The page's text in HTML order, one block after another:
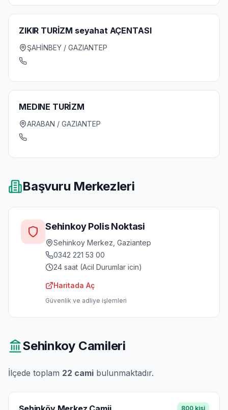
ZIKIR TURİZM seyahat AÇENTASI
ŞAHİNBEY / GAZIANTEP
MEDINE TURİZM
ARABAN / GAZIANTEP
Başvuru Merkezleri
Sehinkoy Polis Noktasi
Sehinkoy Merkez, Gaziantep
0342 221 53 00
24 saat (Acil Durumlar icin)
Haritada Aç
Güvenlik ve adliye işlemleri
Sehinkoy Camileri
İlçede toplam 22 cami bulunmaktadır.
800 kisi